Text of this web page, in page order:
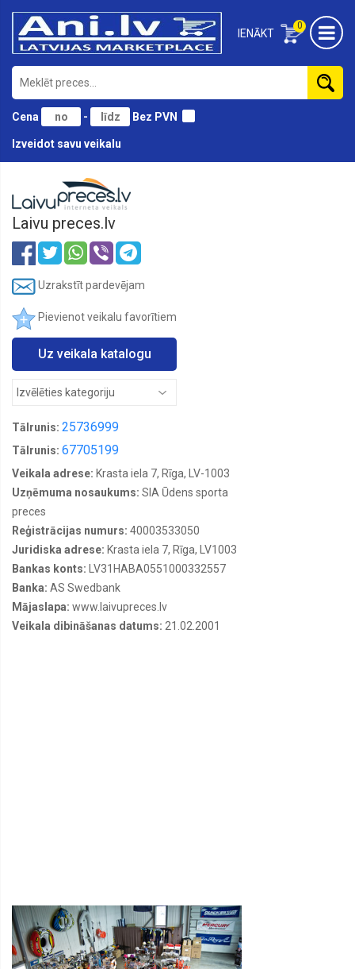
0
IENĀKT
Cena - Bez PVN
Izveidot savu veikalu
Laivu preces.lv
Uzrakstīt pardevējam
Pievienot veikalu favorītiem
Uz veikala katalogu
Tālrunis: 25736999
Tālrunis: 67705199
Veikala adrese: Krasta iela 7, Rīga, LV-1003
Uzņēmuma nosaukums: SIA Ūdens sporta
preces
Reģistrācijas numurs: 40003533050
Juridiska adrese: Krasta iela 7, Rīga, LV1003
Bankas konts: LV31HABA0551000332557
Banka: AS Swedbank
Mājaslapa: www.laivupreces.lv
Veikala dibināšanas datums: 21.02.2001